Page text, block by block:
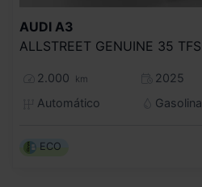
AUDI A3
2.000 km
2025
Automático
Gasolina
ECO